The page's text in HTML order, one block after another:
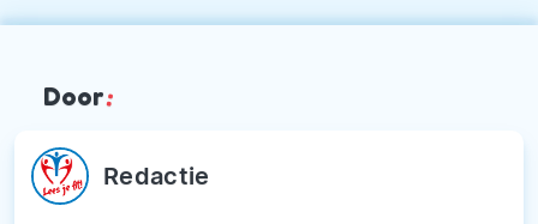
Door:
Redactie